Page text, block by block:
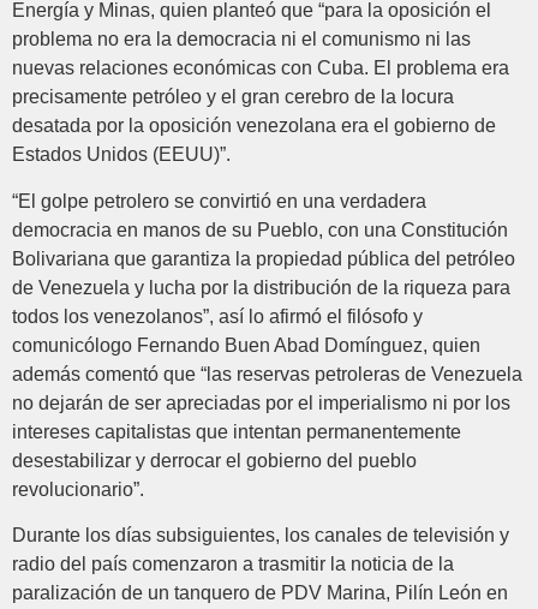
Energía y Minas, quien planteó que “para la oposición el
problema no era la democracia ni el comunismo ni las
nuevas relaciones económicas con Cuba. El problema era
precisamente petróleo y el gran cerebro de la locura
desatada por la oposición venezolana era el gobierno de
Estados Unidos (EEUU)”.
“El golpe petrolero se convirtió en una verdadera
democracia en manos de su Pueblo, con una Constitución
Bolivariana que garantiza la propiedad pública del petróleo
de Venezuela y lucha por la distribución de la riqueza para
todos los venezolanos”, así lo afirmó el filósofo y
comunicólogo Fernando Buen Abad Domínguez, quien
además comentó que “las reservas petroleras de Venezuela
no dejarán de ser apreciadas por el imperialismo ni por los
intereses capitalistas que intentan permanentemente
desestabilizar y derrocar el gobierno del pueblo
revolucionario”.
Durante los días subsiguientes, los canales de televisión y
radio del país comenzaron a trasmitir la noticia de la
paralización de un tanquero de PDV Marina, Pilín León en